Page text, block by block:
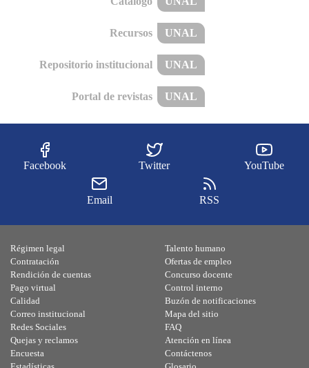
Recursos UNAL
Repositorio institucional UNAL
Portal de revistas UNAL
Facebook Twitter YouTube
Email RSS
Régimen legal
Contratación
Rendición de cuentas
Pago virtual
Calidad
Talento humano
Ofertas de empleo
Concurso docente
Control interno
Buzón de notificaciones
Correo institucional
Redes Sociales
Quejas y reclamos
Encuesta
Mapa del sitio
FAQ
Atención en línea
Contáctenos